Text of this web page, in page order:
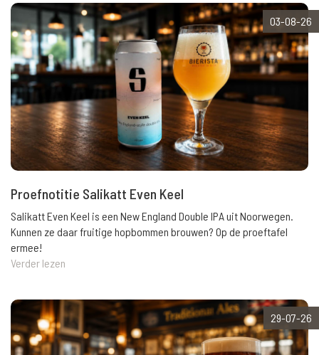
03-08-26
Proefnotitie Salikatt Even Keel
Salikatt Even Keel is een New England Double IPA uit Noorwegen.
Kunnen ze daar fruitige hopbommen brouwen? Op de proeftafel
ermee!
Verder lezen
29-07-26